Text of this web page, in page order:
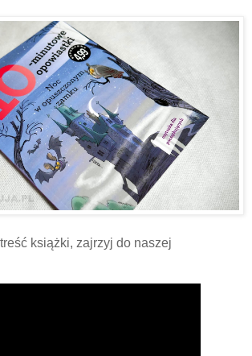
książki, zajrzyj do naszej